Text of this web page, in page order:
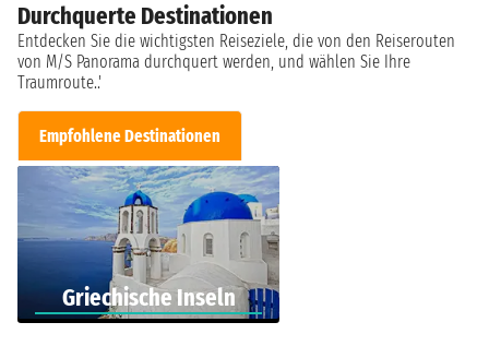
Durchquerte Destinationen
Entdecken Sie die wichtigsten Reiseziele, die von den Reiserouten
von M/S Panorama durchquert werden, und wählen Sie Ihre
Traumroute..'
Empfohlene Destinationen
Griechische Inseln